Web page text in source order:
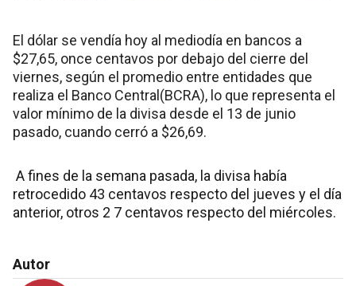
El dólar se vendía hoy al mediodía en bancos a
$27,65, once centavos por debajo del cierre del
viernes, según el promedio entre entidades que
realiza el Banco Central(BCRA), lo que representa el
valor mínimo de la divisa desde el 13 de junio
pasado, cuando cerró a $26,69.
A fines de la semana pasada, la divisa había
retrocedido 43 centavos respecto del jueves y el día
anterior, otros 2 7 centavos respecto del miércoles.
Autor